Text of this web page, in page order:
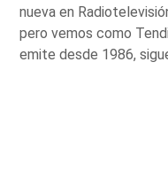
nueva en
pero vemos como
emite desde 1986,